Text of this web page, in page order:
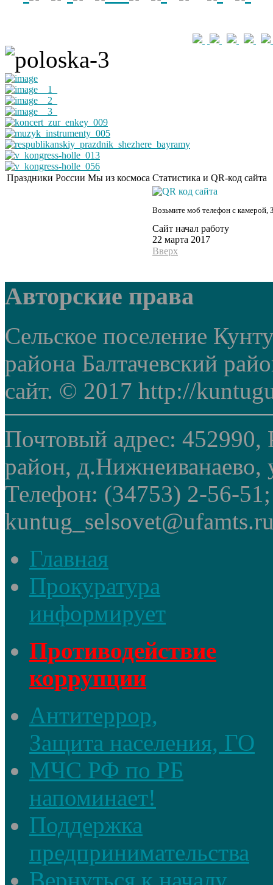
Праздники России Мы из космоса Статистика и QR-код сайта
Возьмите моб телефон с камерой,
Сайт начал работу
22 марта 2017
Вверх
Авторские права
Сельское поселение
района Балтачевский
сайт. © 2017 http://
Почтовый адрес: 452990,
район, д.Нижнеиванаево,
Телефон: (34753) 2-56-
Главная
Прокуратура
информирует
Противодействие
коррупции
Антитеррор,
Защита населения, ГО
МЧС РФ по РБ
напоминает!
Поддержка
предпринимательства
Вернуться к началу